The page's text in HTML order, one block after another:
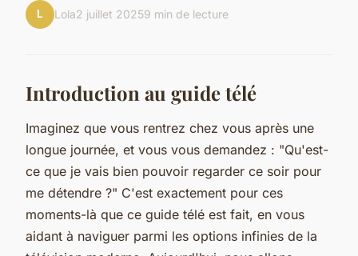
L Lola2 juillet 20259 min de lecture
Introduction au guide télé
Imaginez que vous rentrez chez vous après une
longue journée, et vous vous demandez : "Qu'est-
ce que je vais bien pouvoir regarder ce soir pour
me détendre ?" C'est exactement pour ces
moments-là que ce guide télé est fait, en vous
aidant à naviguer parmi les options infinies de la